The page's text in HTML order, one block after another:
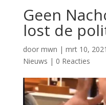
Geen
lost de
door mwn | mrt 10, 2021
Nieuws | 0 Reacties